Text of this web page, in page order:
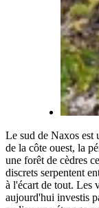
Le sud de Naxos est
de la côte ouest, la
une forêt de cèdres
discrets serpentent
à l'écart de tout. Les
aujourd'hui investis